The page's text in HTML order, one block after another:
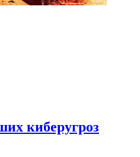
киберугроз